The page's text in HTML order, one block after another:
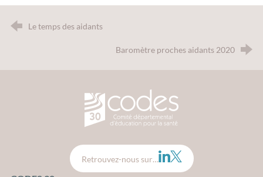
Le temps des aidants
Baromètre proches aidants 2020
CODES 30 - Comité
Retrouvez-nous sur… LinkedIn
Twitter